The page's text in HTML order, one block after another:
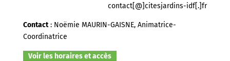
contact[@]citesjardins-idf[.]fr
Contact: Noëmie MAURIN-GAISNE, Animatrice-
Coordinatrice
Voir les horaires et accès